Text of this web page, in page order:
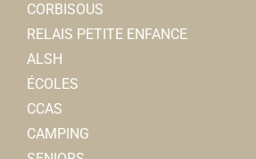
CORBISOUS
RELAIS PETITE ENFANCE
ALSH
ÉCOLES
CCAS
CAMPING